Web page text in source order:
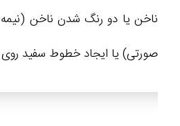
ناخن یا دو رنگ شدن ناخن (نیمه
صورتی) یا ایجاد خطوط سفید